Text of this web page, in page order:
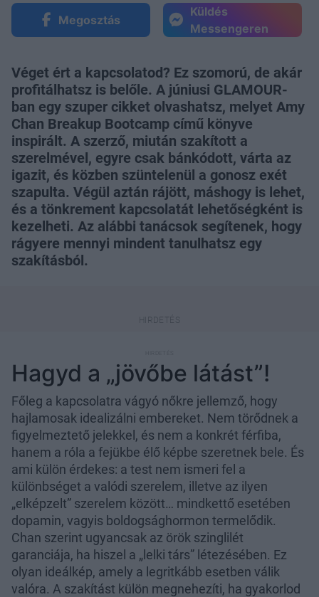
Megosztás
Küldés
Messengeren
Véget ért a kapcsolatod? Ez szomorú, de akár
profitálhatsz is belőle. A júniusi GLAMOUR-
ban egy szuper cikket olvashatsz, melyet Amy
Chan Breakup Bootcamp című könyve
inspirált. A szerző, miután szakított a
szerelmével, egyre csak bánkódott, várta az
igazit, és közben szüntelenül a gonosz exét
szapulta. Végül aztán rájött, máshogy is lehet,
és a tönkrement kapcsolatát lehetőségként is
kezelheti. Az alábbi tanácsok segítenek, hogy
rágyere mennyi mindent tanulhatsz egy
szakításból.
Hagyd a „jövőbe látást”!
Főleg a kapcsolatra vágyó nőkre jellemző, hogy
hajlamosak idealizálni embereket. Nem törődnek a
figyelmeztető jelekkel, és nem a konkrét férfiba,
hanem a róla a fejükbe élő képbe szeretnek bele. És
ami külön érdekes: a test nem ismeri fel a
különbséget a valódi szerelem, illetve az ilyen
„elképzelt” szerelem között… mindkettő esetében
dopamin, vagyis boldogsághormon termelődik.
Chan szerint ugyancsak az örök szinglilét
garanciája, ha hiszel a „lelki társ” létezésében. Ez
olyan ideálkép, amely a legritkább esetben válik
valóra. A szakítást külön megnehezíti, ha gyakorlod